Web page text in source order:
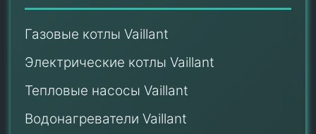
Газовые котлы Vaillant
Электрические котлы Vaillant
Тепловые насосы Vaillant
Водонагреватели Vaillant